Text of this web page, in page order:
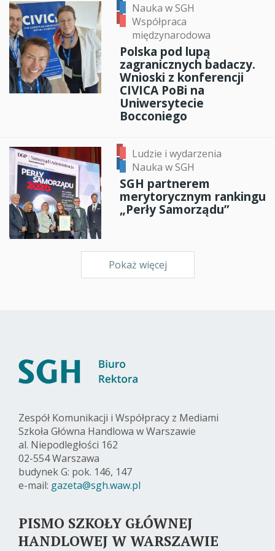
Nauka w SGH
Współpraca
międzynarodowa
Polska pod lupą
zagranicznych badaczy.
Wnioski z konferencji
CIVICA PoBi na
Uniwersytecie
Bocconiego
Ludzie i wydarzenia
Nauka w SGH
SGH partnerem
merytorycznym rankingu
„Perły Samorządu”
Pokaż więcej
Zespół Komunikacji i Współpracy z Mediami
Szkoła Główna Handlowa w Warszawie
al. Niepodległości 162
02-554 Warszawa
budynek G: pok. 146, 147
e-mail: gazeta@sgh.waw.pl
PISMO SZKOŁY GŁÓWNEJ
HANDLOWEJ W WARSZAWIE